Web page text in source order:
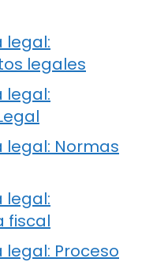
legal:
legales
legal:
Normas
legal:
fiscal
Proceso